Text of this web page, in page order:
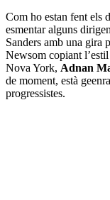
Com ho estan fent els
esmentar alguns
Sanders amb una gira
Newsom copiant
Nova York, Adnan
de moment, està
progressistes.